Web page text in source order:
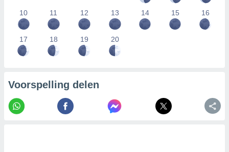
10 11 12 13 14 15 16
17 18 19 20
Voorspelling delen